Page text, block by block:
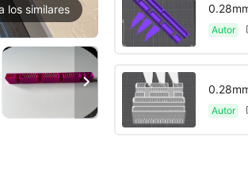
los similares

Autor
Autor